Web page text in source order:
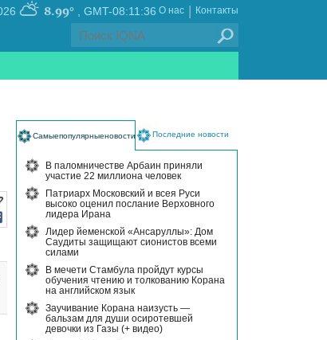
GMT-08:11:36
8.99° Контакты
|
О нас
Самыепопулярныеновости Последние новости
В паломничестве Арбаин приняли
участие 22 миллиона человек
Патриарх Московский и всея Руси
высоко оценил послание Верховного
лидера Ирана
Лидер йеменской «Ансаруллы»: Дом
Саудиты защищают сионистов всеми
силами
В мечети Стамбула пройдут курсы
обучения чтению и толкованию Корана
на английском язык
Заучивание Корана наизусть —
бальзам для души осиротевшей
девочки из Газы (+ видео)